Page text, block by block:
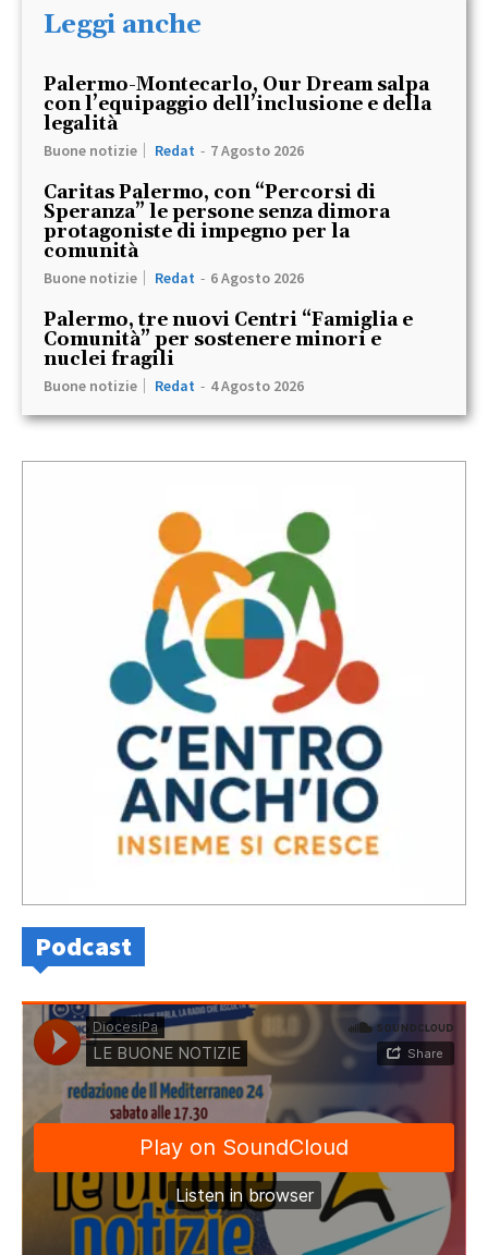
Leggi anche
Palermo-Montecarlo, Our Dream salpa
con l’equipaggio dell’inclusione e della
legalità
Buone notizie Redat - 7 Agosto 2026
Caritas Palermo, con “Percorsi di
Speranza” le persone senza dimora
protagoniste di impegno per la
comunità
Buone notizie Redat - 6 Agosto 2026
Palermo, tre nuovi Centri “Famiglia e
Comunità” per sostenere minori e
nuclei fragili
Buone notizie Redat - 4 Agosto 2026
Podcast